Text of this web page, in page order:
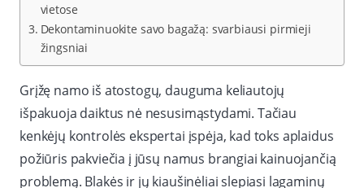
vietose
Dekontaminuokite savo bagažą: svarbiausi pirmieji
žingsniai
Grįžę namo iš atostogų, dauguma keliautojų
išpakuoja daiktus nė nesusimąstydami. Tačiau
kenkėjų kontrolės ekspertai įspėja, kad toks aplaidus
požiūris pakviečia į jūsų namus brangiai kainuojančią
problemą. Blakės ir jų kiaušinėliai slepiasi lagaminų